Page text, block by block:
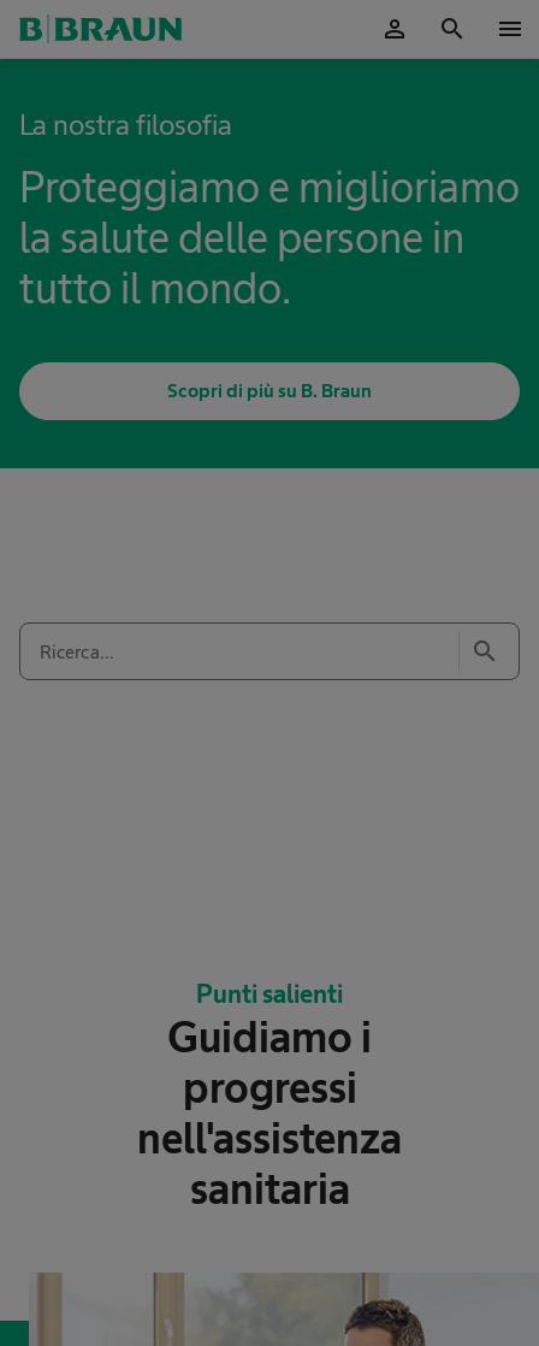
person search menu
La nostra filosofia
Proteggiamo e miglioriamo
la salute delle persone in
tutto il mondo.
Scopri di più su B. Braun
search
Punti salienti
Guidiamo i
progressi
nell'assistenza
sanitaria